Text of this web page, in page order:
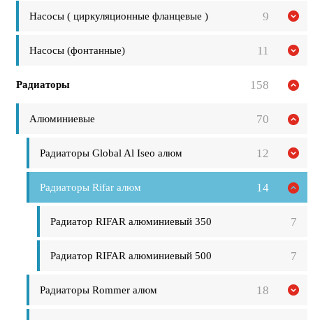
Насосы ( циркуляционные фланцевые ) 9
Насосы (фонтанные) 11
Радиаторы 158
Алюминиевые 70
Радиаторы Global Al Iseo алюм 12
Радиаторы Rifar алюм 14
Радиатор RIFAR алюминиевый 350 7
Радиатор RIFAR алюминиевый 500 7
Радиаторы Rommer алюм 18